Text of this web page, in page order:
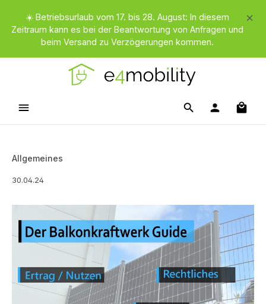
Zum Hauptinhalt springen
☀️ Betriebsurlaub vom 17. bis 28. August: In diesem
Zeitraum kann es bei der Beantwortung von Anfragen und
beim Versand zu Verzögerungen kommen.
Allgemeines
30.04.24